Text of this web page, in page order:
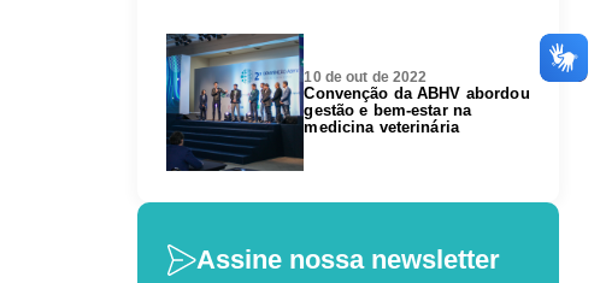
10 de out de 2022
Convenção da ABHV abordou
gestão e bem-estar na
medicina veterinária
Assine nossa newsletter